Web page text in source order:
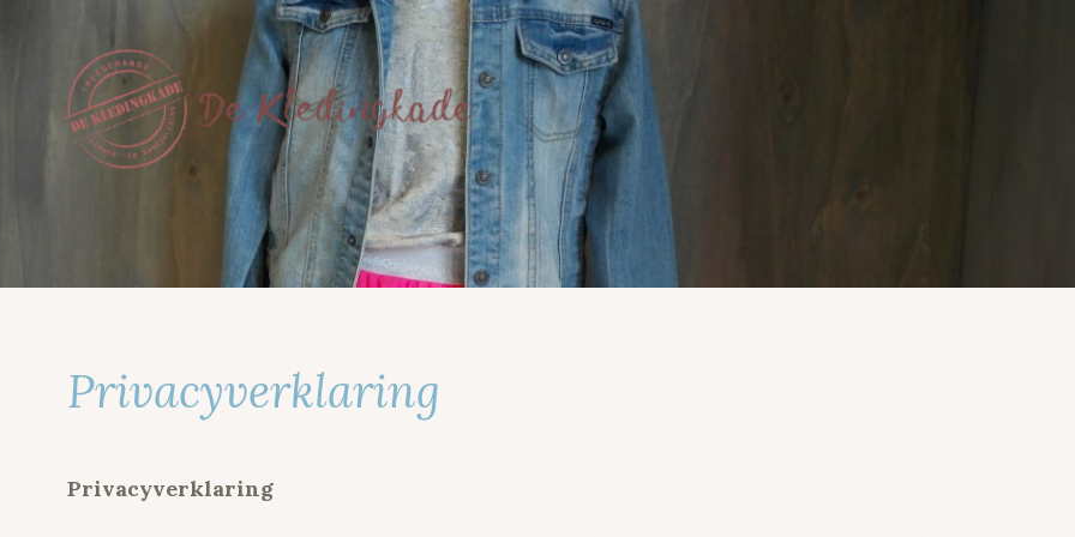
DE KLEDINGKADE
Privacyverklaring
Privacyverklaring